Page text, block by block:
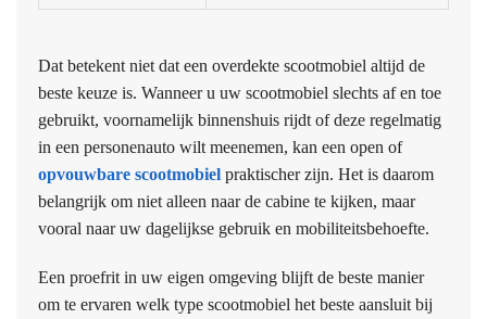
Dat betekent niet dat een overdekte scootmobiel altijd de
beste keuze is. Wanneer u uw scootmobiel slechts af en toe
gebruikt, voornamelijk binnenshuis rijdt of deze regelmatig
in een personenauto wilt meenemen, kan een open of
opvouwbare scootmobiel praktischer zijn. Het is daarom
belangrijk om niet alleen naar de cabine te kijken, maar
vooral naar uw dagelijkse gebruik en mobiliteitsbehoefte.
Een proefrit in uw eigen omgeving blijft de beste manier
om te ervaren welk type scootmobiel het beste aansluit bij